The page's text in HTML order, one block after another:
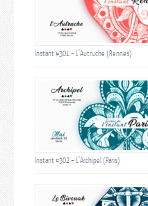
Instant #301 – L’Autruche (Rennes)
Instant #302 – L’Archipel (Paris)